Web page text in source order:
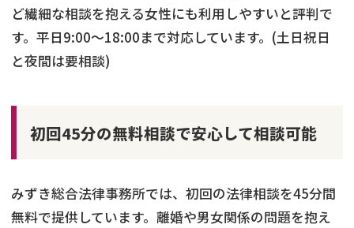
ど繊細な相談を抱える女性にも利用しやすいと評判で
す。平日9:00〜18:00まで対応しています。(土日祝日
と夜間は要相談)
初回45分の無料相談で安心して相談可能
みずき総合法律事務所では、初回の法律相談を45分間
無料で提供しています。離婚や男女関係の問題を抱え